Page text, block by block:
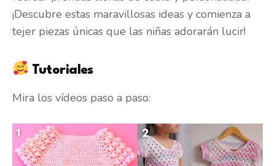
¡Descubre estas maravillosas ideas y comienza a
tejer piezas únicas que las niñas adorarán lucir!
Tutoriales
Mira los vídeos paso a paso: